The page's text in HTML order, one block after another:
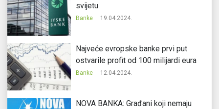
svijetu
Banke 19.04.2024.
Najveće evropske banke prvi put
ostvarile profit od 100 milijardi eura
Banke 12.04.2024.
NOVA BANKA: Građani koji nemaju